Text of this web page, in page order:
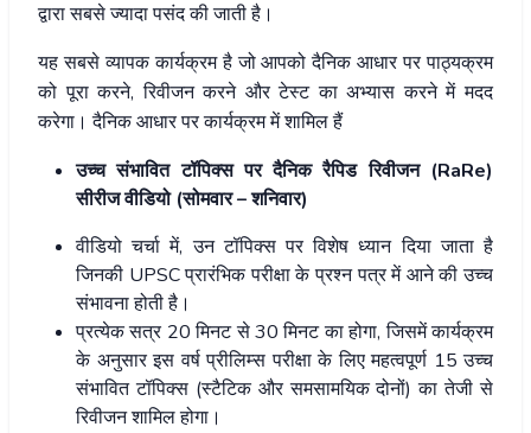
द्वारा सबसे ज्यादा पसंद की जाती है।
यह सबसे व्यापक कार्यक्रम है जो आपको दैनिक आधार पर पाठ्यक्रम
को पूरा करने, रिवीजन करने और टेस्ट का अभ्यास करने में मदद
करेगा। दैनिक आधार पर कार्यक्रम में शामिल हैं
उच्च संभावित टॉपिक्स पर दैनिक रैपिड रिवीजन (RaRe)
सीरीज वीडियो (सोमवार – शनिवार)
वीडियो चर्चा में, उन टॉपिक्स पर विशेष ध्यान दिया जाता है
जिनकी UPSC प्रारंभिक परीक्षा के प्रश्न पत्र में आने की उच्च
संभावना होती है।
प्रत्येक सत्र 20 मिनट से 30 मिनट का होगा, जिसमें कार्यक्रम
के अनुसार इस वर्ष प्रीलिम्स परीक्षा के लिए महत्वपूर्ण 15 उच्च
संभावित टॉपिक्स (स्टैटिक और समसामयिक दोनों) का तेजी से
रिवीजन शामिल होगा।